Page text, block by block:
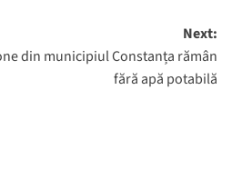
Next:
din municipiul Constanța rămân
fără apă potabilă